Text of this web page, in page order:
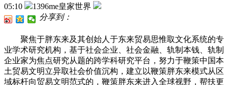
05:10
1396me皇家世界
分享到：
聚焦于胖东来及其创始人于东来贸易思惟取文化系统的专
业学术研究机构，基于社会企业、社会金融、轨制本钱、轨制
企业家为焦点研究从题的跨学科研究平台，努力于鞭策中国本
土贸易文明立异取社会价值沉构，建立以鞭策胖东来模式从区
域标杆向贸易文明范式的，鞭策胖东来进入全球视野，帮扶更